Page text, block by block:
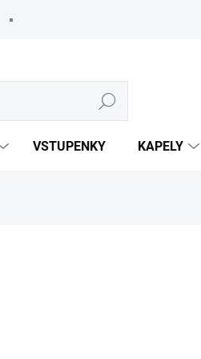
Hledat
VSTUPENKY KAPELY